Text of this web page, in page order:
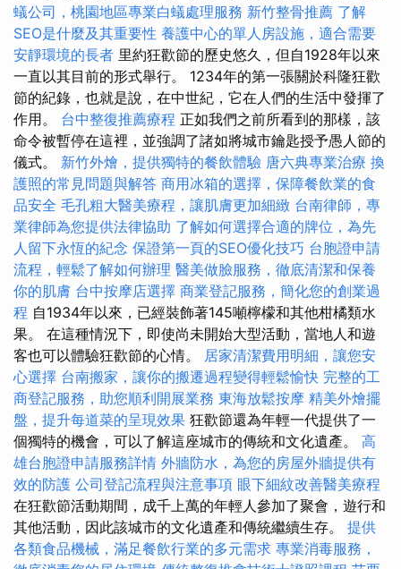
蟻公司，桃園地區專業白蟻處理服務 新竹整骨推薦 了解
SEO是什麼及其重要性 養護中心的單人房設施，適合需要
安靜環境的長者 里約狂歡節的歷史悠久，但自1928年以來
一直以其目前的形式舉行。 1234年的第一張關於科隆狂歡
節的紀錄，也就是說，在中世紀，它在人們的生活中發揮了
作用。 台中整復推薦療程 正如我們之前所看到的那樣，該
命令被暫停在這裡，並強調了諸如將城市鑰匙授予愚人節的
儀式。 新竹外燴，提供獨特的餐飲體驗 唐六典專業治療 換
護照的常見問題與解答 商用冰箱的選擇，保障餐飲業的食
品安全 毛孔粗大醫美療程，讓肌膚更加細緻 台南律師，專
業律師為您提供法律協助 了解如何選擇合適的牌位，為先
人留下永恆的紀念 保證第一頁的SEO優化技巧 台胞證申請
流程，輕鬆了解如何辦理 醫美做臉服務，徹底清潔和保養
你的肌膚 台中按摩店選擇 商業登記服務，簡化您的創業過
程 自1934年以來，已經裝飾著145噸檸檬和其他柑橘類水
果。 在這種情況下，即使尚未開始大型活動，當地人和遊
客也可以體驗狂歡節的心情。 居家清潔費用明細，讓您安
心選擇 台南搬家，讓你的搬遷過程變得輕鬆愉快 完整的工
商登記服務，助您順利開展業務 東海放鬆按摩 精美外燴擺
盤，提升每道菜的呈現效果 狂歡節還為年輕一代提供了一
個獨特的機會，可以了解這座城市的傳統和文化遺產。 高
雄台胞證申請服務詳情 外牆防水，為您的房屋外牆提供有
效的防護 公司登記流程與注意事項 眼下細紋改善醫美療程
在狂歡節活動期間，成千上萬的年輕人參加了聚會，遊行和
其他活動，因此該城市的文化遺產和傳統繼續生存。 提供
各類食品機械，滿足餐飲行業的多元需求 專業消毒服務，